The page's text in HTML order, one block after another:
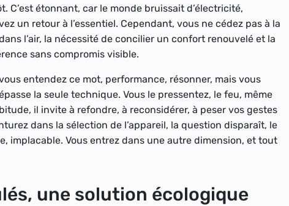
étonnant, car le monde bruissait d’électricité,
un retour à l’essentiel. Cependant, vous ne cédez pas à la
l’air, la nécessité de concilier un confort renouvelé et la
sans compromis visible.
entendez ce mot, performance, résonner, mais vous
la seule technique. Vous le pressentez, le feu, même
il invite à refondre, à reconsidérer, à peser vos gestes
dans la sélection de l’appareil, la question disparaît, le
implacable. Vous entrez dans une autre dimension, et tout
une solution écologique